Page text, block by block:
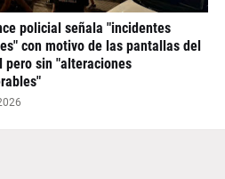
policial señala "incidentes
con motivo de las pantallas del
pero sin "alteraciones